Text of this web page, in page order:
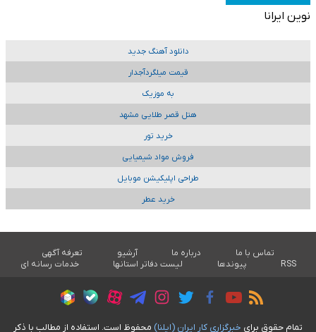
نوین ایرانا
دانلود آهنگ جدید
قیمت میلگردآجدار
به موزیک
هتل قصر طلایی مشهد
خرید تور
فروش مواد شیمیایی
طراحی اپلیکیشن موبایل
خرید عطر
تماس با ما درباره ما آرشیو
تعرفه آگهی
RSS
پیوندها لیست دفاتر استانها خدمات رسانه ای
تمام حقوق برای خبرگزاری کار ايران (ايلنا) محفوظ است. استفاده از مطالب با ذکر